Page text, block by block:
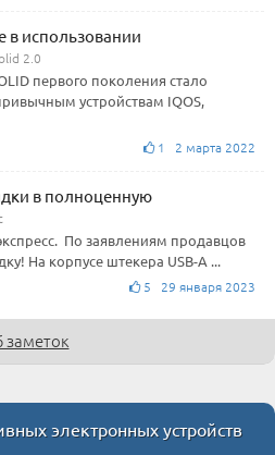
в использовании
2.0
первого поколения стало
устройствам IQOS,
1 2 марта 2022
в полноценную
По заявлениям продавцов
На корпусе штекера USB-А ...
5 29 января 2023
заметок
электронных устройств